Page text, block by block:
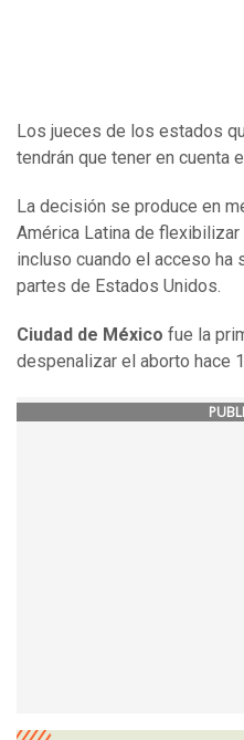
Los jueces de los estados
tendrán que tener en cuenta
La decisión se produce en
América Latina de
incluso cuando el acceso ha
partes de Estados Unidos.
Ciudad de México fue la
despenalizar el aborto hace